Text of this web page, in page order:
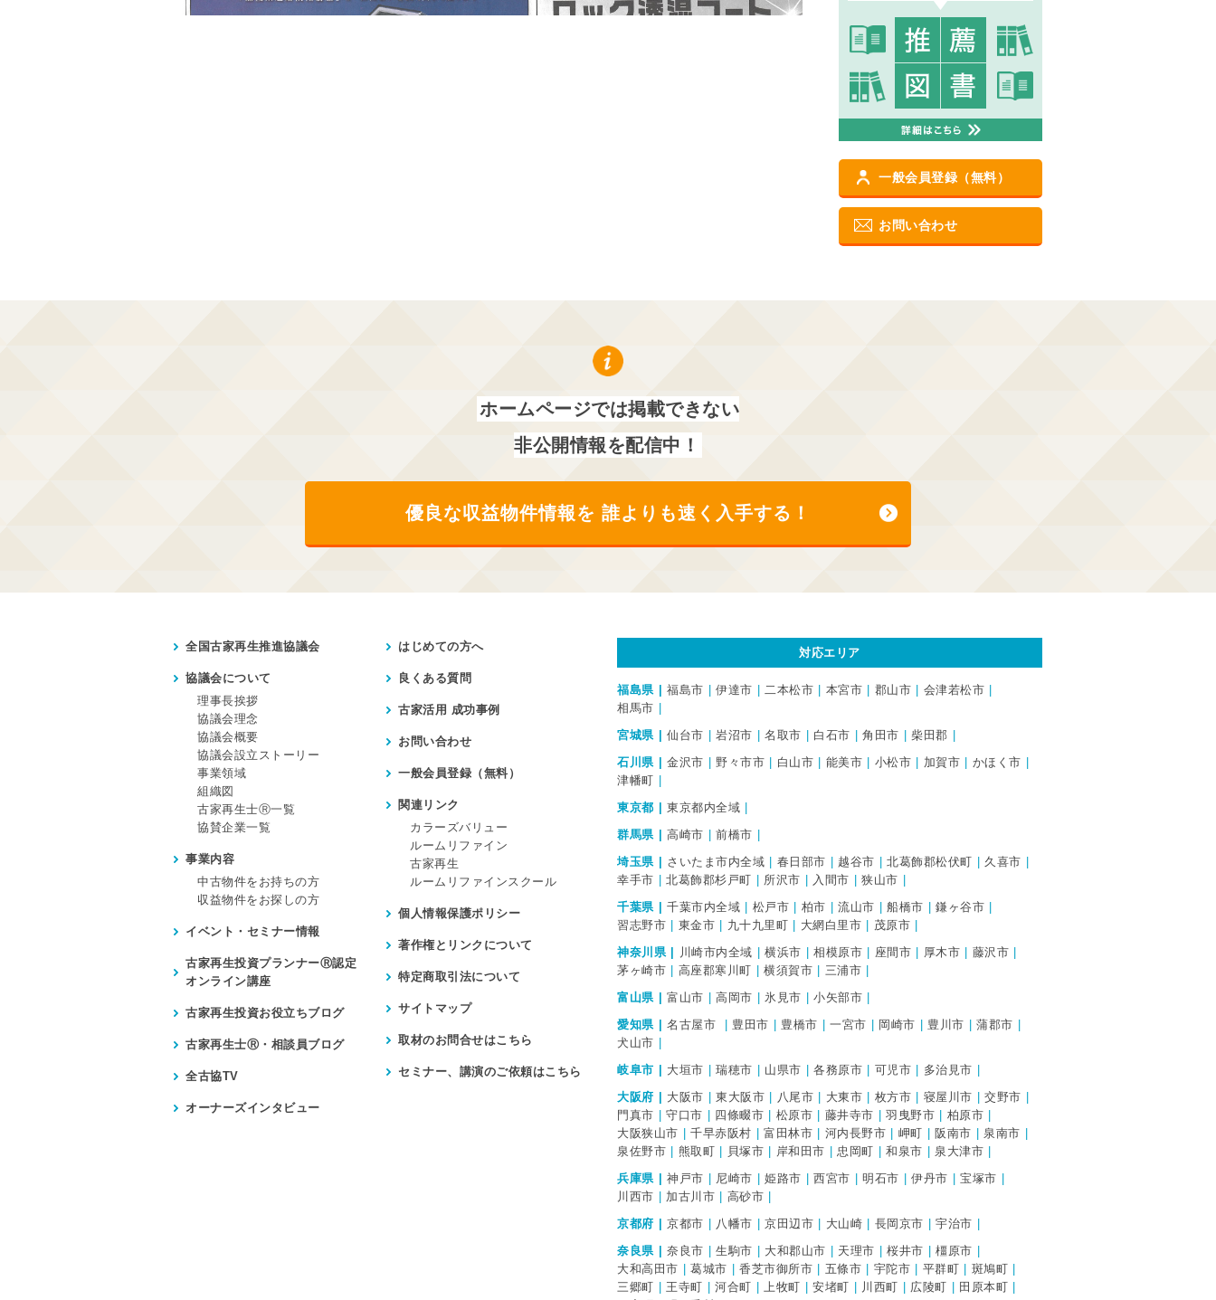
一般会員登録（無料）
お問い合わせ
ホームページでは掲載できない
非公開情報を配信中！
優良な収益物件情報を 誰よりも速く入手する！
全国古家再生推進協議会
協議会について
理事長挨拶
協議会理念
協議会概要
協議会設立ストーリー
事業領域
組織図
古家再生士Ⓡ一覧
協賛企業一覧
事業内容
中古物件をお持ちの方
収益物件をお探しの方
イベント・セミナー情報
古家再生投資プランナーⓇ認定
オンライン講座
古家再生投資お役立ちブログ
古家再生士Ⓡ・相談員ブログ
全古協TV
オーナーズインタビュー
はじめての方へ
良くある質問
古家活用 成功事例
お問い合わせ
一般会員登録（無料）
関連リンク
カラーズバリュー
ルームリファイン
古家再生
ルームリファインスクール
個人情報保護ポリシー
著作権とリンクについて
特定商取引法について
サイトマップ
取材のお問合せはこちら
セミナー、講演のご依頼はこちら
対応エリア
福島県 福島市 伊達市 二本松市 本宮市 郡山市
会津若松市
相馬市
宮城県
仙台市 岩沼市 名取市 白石市 角田市
柴田郡
石川県
金沢市 野々市市 白山市 能美市 小松市 加賀市
かほく市
津幡町
東京都
東京都内全域
群馬県
高崎市
前橋市
埼玉県
さいたま市内全域 春日部市 越谷市 北葛飾郡松伏町
久喜市
幸手市
北葛飾郡杉戸町 所沢市 入間市
狭山市
千葉県
千葉市内全域 松戸市 柏市 流山市 船橋市
鎌ヶ谷市
習志野市
東金市 九十九里町 大網白里市
茂原市
神奈川県
川崎市内全域 横浜市 相模原市 座間市 厚木市
藤沢市
茅ヶ崎市
高座郡寒川町 横須賀市
三浦市
富山県
富山市 高岡市 氷見市
小矢部市
愛知県
名古屋市 豊田市 豊橋市 一宮市 岡崎市 豊川市
蒲郡市
犬山市
岐阜市
大垣市 瑞穂市 山県市 各務原市 可児市
多治見市
大阪府
大阪市 東大阪市 八尾市 大東市 枚方市 寝屋川市
交野市
門真市
守口市 四條畷市 松原市 藤井寺市 羽曳野市
柏原市
大阪狭山市
千早赤阪村 富田林市 河内長野市 岬町 阪南市
泉南市
泉佐野市
熊取町 貝塚市 岸和田市 忠岡町 和泉市
泉大津市
兵庫県
神戸市 尼崎市 姫路市 西宮市 明石市 伊丹市
宝塚市
川西市
加古川市
高砂市
京都府
京都市 八幡市 京田辺市 大山崎 長岡京市
宇治市
奈良県
奈良市 生駒市 大和郡山市 天理市 桜井市
橿原市
大和高田市
葛城市 香芝市御所市 五條市 宇陀市 平群町
斑鳩町
三郷町
王寺町 河合町 上牧町 安堵町 川西町 広陵町
田原本町